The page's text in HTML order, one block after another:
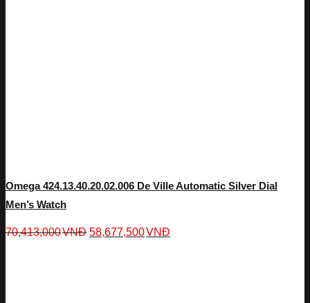
Omega 424.13.40.20.02.006 De Ville Automatic Silver Dial
Men’s Watch
70,413,000VNĐ 58,677,500VNĐ